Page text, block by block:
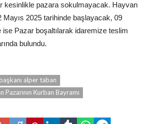
kesinlikle pazara sokulmayacak. Hayvan
Mayıs 2025 tarihinde başlayacak, 09
ise Pazar boşaltılarak idaremize teslim
bulundu.
alper taban
Kurban Bayramı